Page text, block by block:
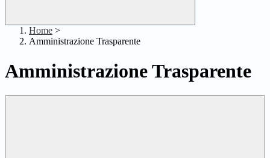
Home >
Amministrazione Trasparente
Amministrazione Trasparente